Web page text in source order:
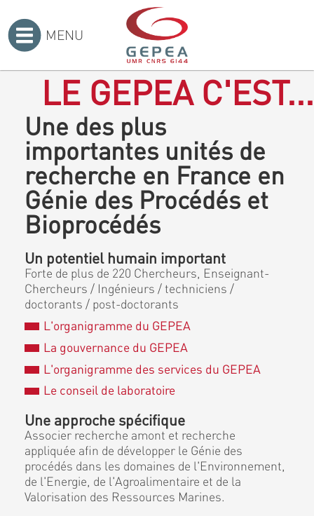
MENU
LE GEPEA C'EST...
Une des plus
importantes unités de
recherche en France en
Génie des Procédés et
Bioprocédés
Un potentiel humain important
Forte de plus de 220 Chercheurs, Enseignant-
Chercheurs / Ingénieurs / techniciens /
doctorants / post-doctorants
L'organigramme du GEPEA
La gouvernance du GEPEA
L'organigramme des services du GEPEA
Le conseil de laboratoire
Une approche spécifique
Associer recherche amont et recherche
appliquée afin de développer le Génie des
procédés dans les domaines de l'Environnement,
de l'Energie, de l'Agroalimentaire et de la
Valorisation des Ressources Marines.